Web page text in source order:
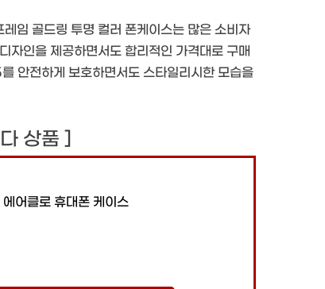
임 골드링 투명 컬러 폰케이스는 많은 소비자
자인을 제공하면서도 합리적인 가격대로 구매
안전하게 보호하면서도 스타일리시한 모습을
상품 ]
에어클로 휴대폰 케이스